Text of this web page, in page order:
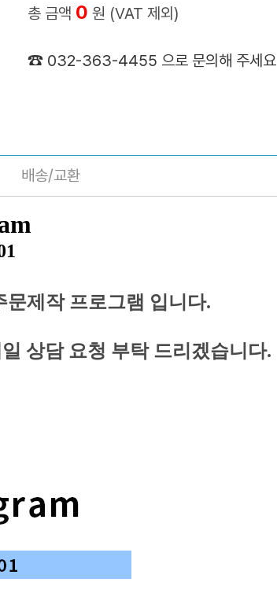
총 금액 0 원 (VAT 제외)
☎ 032-363-4455 으로 문의해 주세요
배송/교환
제작 프로그램 입니다.
상담 요청 부탁 드리겠습니다.